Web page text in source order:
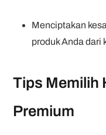
Menciptakan
produk Anda dari
Tips Memilih
Premium